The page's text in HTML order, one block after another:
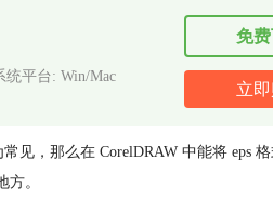
统平台: Win/Mac
免
立
见，那么在 CorelDRAW 中能将 eps
。